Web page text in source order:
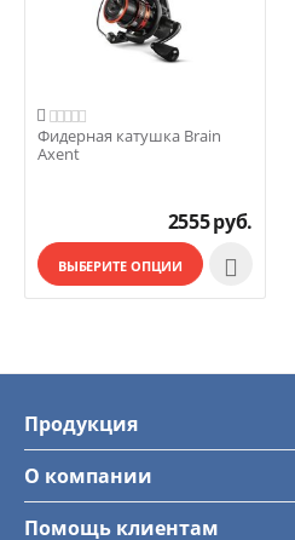

Фидерная катушка Brain
Axent
2555руб.
ВЫБЕРИТЕ ОПЦИИ 
Продукция
О компании
Помощь клиентам